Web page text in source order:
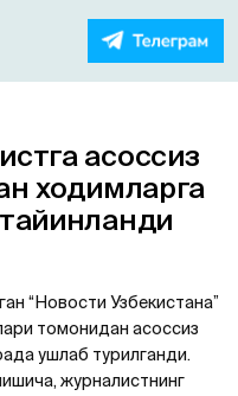
асоссиз
ходимларга
“Новости Узбекистана”
томонидан асоссиз
ушлаб турилганди.
журналистнинг